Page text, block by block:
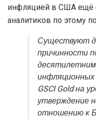
инфляцией в США ещё
аналитиков по этому
Существуют
причинности
инфляционных
GSCI Gold на
утверждение
отношению к